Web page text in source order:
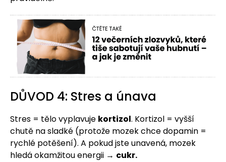
DŮVOD 4: Stres a únava
Stres = tělo vyplavuje kortizol. Kortizol = vyšší
chutě na sladké (protože mozek chce dopamin =
rychlé potěšení). A pokud jste unavená, mozek
hledá okamžitou energii → cukr.